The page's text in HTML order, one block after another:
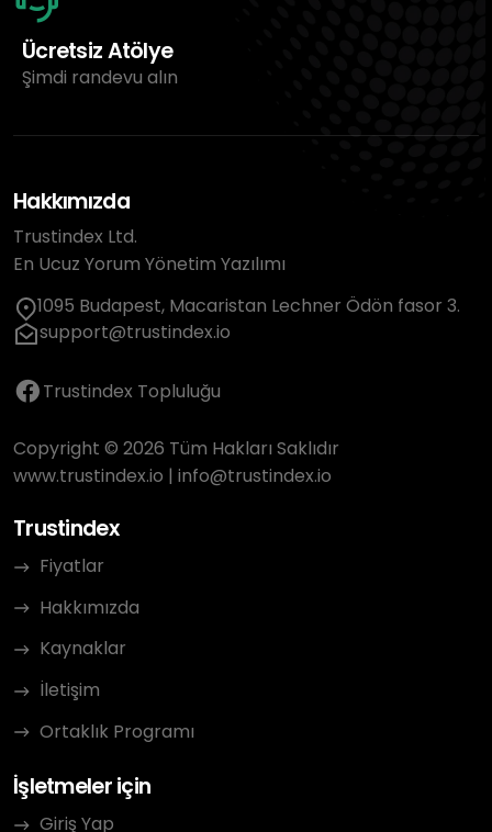
Ücretsiz Atölye
Şimdi randevu alın
Hakkımızda
Trustindex Ltd.
En Ucuz Yorum Yönetim Yazılımı
1095 Budapest, Macaristan Lechner Ödön fasor 3.
support@trustindex.io
Trustindex Topluluğu
Copyright © 2026 Tüm Hakları Saklıdır
www.trustindex.io | info@trustindex.io
Trustindex
Fiyatlar
Hakkımızda
Kaynaklar
İletişim
Ortaklık Programı
İşletmeler için
Giriş Yap